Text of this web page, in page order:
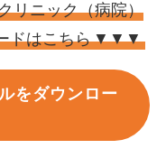
ニック（病院）
ドはこちら▼▼▼
をダウンロー